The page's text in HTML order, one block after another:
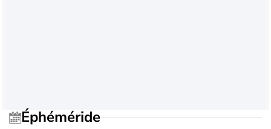
Éphéméride